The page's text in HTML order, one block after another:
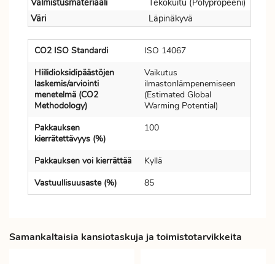
Valmistusmateriaali
Tekokuitu (Polypropeeni)
Väri
Läpinäkyvä
CO2 ISO Standardi
ISO 14067
Hiilidioksidipäästöjen
laskemis/arviointi
menetelmä (CO2
Methodology)
Vaikutus
ilmastonlämpenemiseen
(Estimated Global
Warming Potential)
Pakkauksen
kierrätettävyys (%)
100
Pakkauksen voi kierrättää
Kyllä
Vastuullisuusaste (%)
85
Samankaltaisia kansiotaskuja ja toimistotarvikkeita